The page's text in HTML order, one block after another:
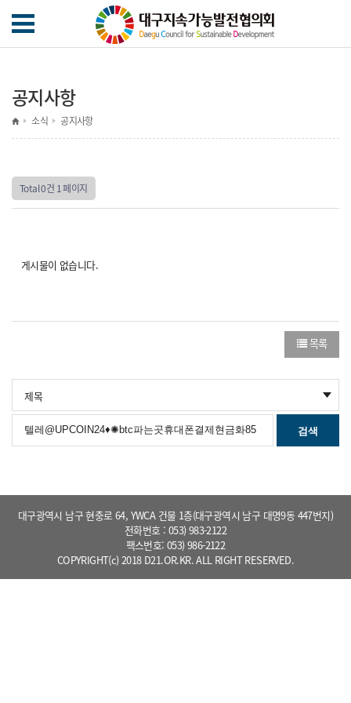
공지사항
소식 공지사항
Total 0건 1 페이지
게시물이 없습니다.
목록
검색
대구광역시 남구 현충로 64, YWCA 건물 1층(대구광역시 남구 대명9동 447번지)
전화번호 : 053) 983-2122
팩스번호: 053) 986-2122
COPYRIGHT(c) 2018 D21.OR.KR. ALL RIGHT RESERVED.